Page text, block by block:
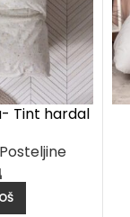
Tint hardal